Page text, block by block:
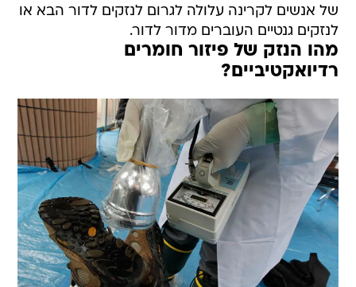
של אנשים לקרינה עלולה לגרום לנזקים לדור הבא או
לנזקים גנטיים העוברים מדור לדור.
מהו הנזק של פיזור חומרים
רדיואקטיביים?